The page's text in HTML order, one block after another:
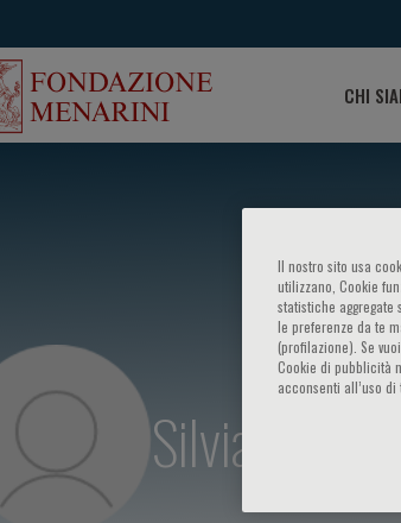
CHI
Silvia Deaglio
Il nostro sito usa
utilizzano, Cookie
statistiche
le preferenze da te
(profilazione). Se
Cookie di pubblicità
acconsenti all’uso